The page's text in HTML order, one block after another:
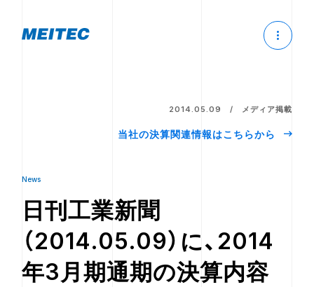
メディア掲載
2014.05.09
当社の決算関連情報はこちらから
News
日刊工業新聞
（2014.05.09）に、2014
年3月期通期の決算内容